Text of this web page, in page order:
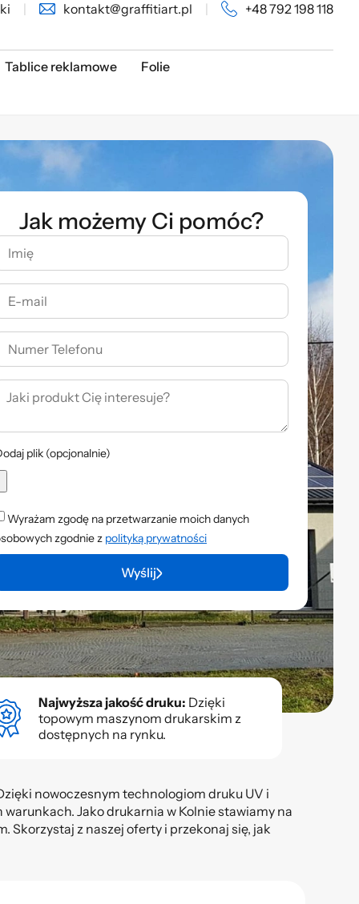
kontakt@graffitiart.pl +48 792 198 118
Tablice reklamowe Folie
Jak możemy Ci pomóc?
plik (opcjonalnie)
Wyrażam zgodę na przetwarzanie moich danych
zgodnie z polityką prywatności
Wyślij
Najwyższa jakość druku: Dzięki
topowym maszynom drukarskim z
dostępnych na rynku.
nowoczesnym technologiom druku UV i
Jako drukarnia w Kolnie stawiamy na
Skorzystaj z naszej oferty i przekonaj się, jak